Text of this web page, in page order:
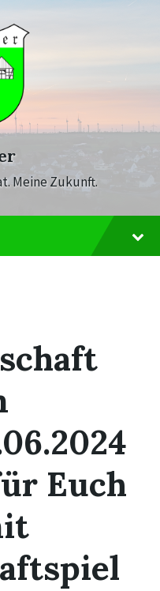
Meine Zukunft.
Euch